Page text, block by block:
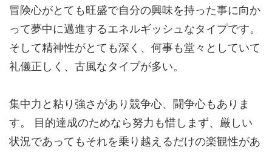
冒険心がとても旺盛で自分の興味を持った事に向か
って夢中に邁進するエネルギッシュなタイプです。
そして精神性がとても深く、何事も堂々としていて
礼儀正しく、 古風なタイプが多い。
集中力と粘り強さがあり 競争心、闘争心もありま
す。 目的達成のためなら努力も惜しまず、厳しい
状況であってもそれを乗り越えるだけの楽観性があ